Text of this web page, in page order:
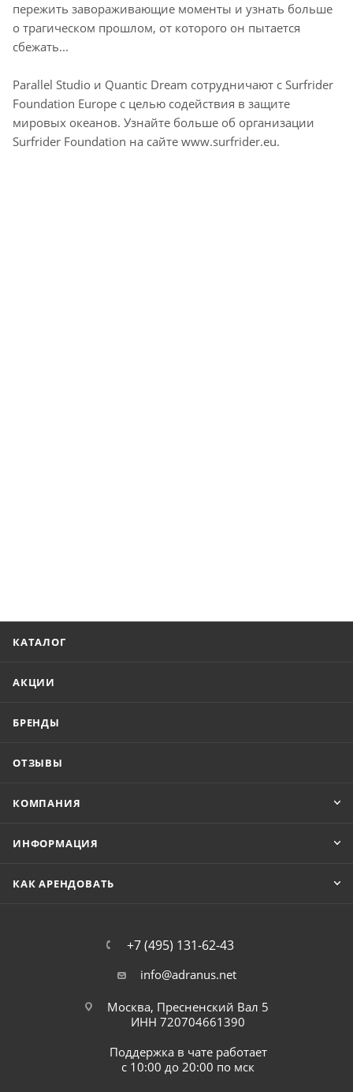
пережить завораживающие моменты и узнать больше
о трагическом прошлом, от которого он пытается
сбежать...
Parallel Studio и Quantic Dream сотрудничают с Surfrider
Foundation Europe с целью содействия в защите
мировых океанов. Узнайте больше об организации
Surfrider Foundation на сайте www.surfrider.eu.
КАТАЛОГ
АКЦИИ
БРЕНДЫ
ОТЗЫВЫ
КОМПАНИЯ
ИНФОРМАЦИЯ
КАК АРЕНДОВАТЬ
+7 (495) 131-62-43
info@adranus.net
Москва, Пресненский Вал 5
ИНН 720704661390
Поддержка в чате работает
с 10:00 до 20:00 по мск